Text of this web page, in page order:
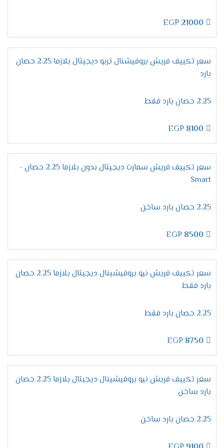
لأننا نهتم بكل الاجزاء الموجودة به كما أننا بنوفر لكم
من تميزها وتجعلها تعمل بكفاءة عالية على تنظيف
الهواء من أى اتربه واستنشاق هواء صحى .
استخدام فريون
على مميزات كثيرة وفى نفس الوقت تتعرض الى
فريون رديئة ولكن الان مع تكييف فريش هتحصل
يعرف بصديق البيئة وأيضا لا يسبب اى أضرار على
صحة المستهلك .
مميزات تكييف فريش بروفيشنال
تربو "ديجيتال بالبلازما 2024 ".
التميز بخاصية التشخيص
التطوير فى إمكانيات الجهاز من أهم المواصفات التى
وفرنا لكم الان فى فريش خاصية التشخيص الذاتى
التى نستخدمها لكى تظهر لنا جميع الاعطال التى
تحدث فى الجهاز ونستطيع من خلالها حل أى مشكله
الانفراد بخاصية وضع النوم
الجهاز الافضل فى الاسواق ولتلك السبب وفرنا لكم
الان فى خاصية التشغيل الاقتصادى أثناء النوم نقوم
بضبط الجهاز على درجة التبريد المطلوبة وعند الوصول
للمستوى المطلوب والمناسب لجسم الانسان خلال
النوم يقوم الجهاز بالتوقف اوتوماتيكيا دون ان يحتاج
الاستمتاع بالتنظيف
21000
سعر تكييف فريش بروفيشنال تربو ديجيتال بلازما 2.25 حصان
بارد
2.25 حصان بارد فقط
8100
سعر تكييف فريش سمارت ديجيتال بدون بلازما 2.25 حصان -
Smart
2.25 حصان بارد ساخن
8500
سعر تكييف فريش نيو بروفيشينال ديجيتال بلازما 2.25 حصان
بارد فقط
2.25 حصان بارد فقط
8750
سعر تكييف فريش نيو بروفيشينال ديجيتال بلازما 2.25 حصان
بارد ساخن
2.25 حصان بارد ساخن